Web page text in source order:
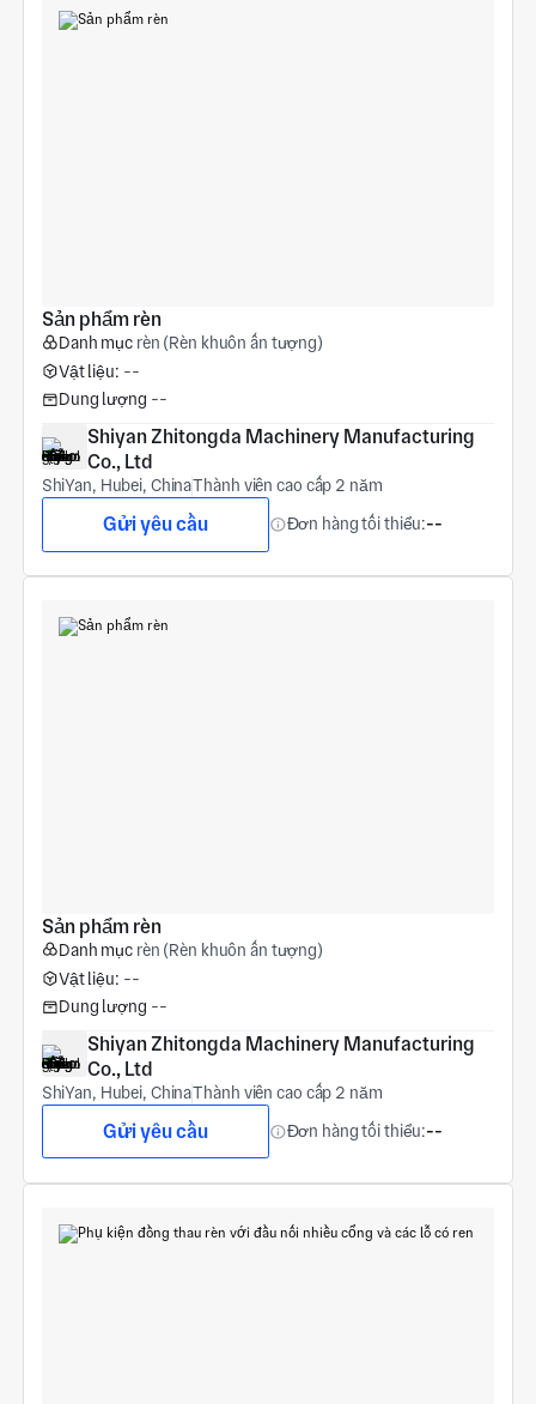
Sản phẩm rèn
Danh mục rèn (Rèn khuôn ấn tượng)
Vật liệu: --
Dung lượng --
Shiyan Zhitongda Machinery Manufacturing
Co., Ltd
ShiYan, Hubei, ChinaThành viên cao cấp 2 năm
Gửi yêu cầu Đơn hàng tối thiểu:--
Sản phẩm rèn
Danh mục rèn (Rèn khuôn ấn tượng)
Vật liệu: --
Dung lượng --
Shiyan Zhitongda Machinery Manufacturing
Co., Ltd
ShiYan, Hubei, ChinaThành viên cao cấp 2 năm
Gửi yêu cầu Đơn hàng tối thiểu:--